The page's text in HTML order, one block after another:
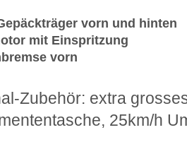
vorn und hinten
mit Einspritzung
vorn
Zubehör: extra
25km/h